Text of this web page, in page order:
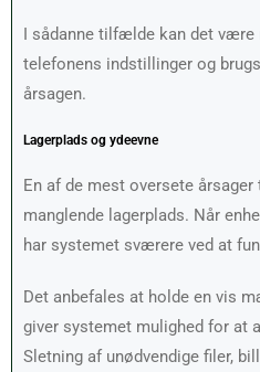
I sådanne tilfælde kan det være
telefonens indstillinger og
årsagen.
Lagerplads og ydeevne
En af de mest oversete
manglende lagerplads. Når
har systemet sværere ved at
Det anbefales at holde en vis
giver systemet mulighed for at
Sletning af unødvendige filer,